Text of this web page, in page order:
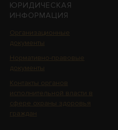
ЮРИДИЧЕСКАЯ
ИНФОРМАЦИЯ
Организационные
документы
Нормативно-правовые
документы
Контакты органов
исполнительной власти в
сфере охраны здоровья
граждан